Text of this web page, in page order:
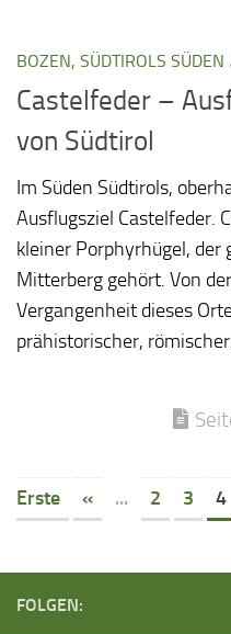
BOZEN, SÜDTIROLS SÜDEN
Castelfeder –
von Südtirol
Im Süden Südtirols,
Ausflugsziel Castelfeder.
kleiner Porphyrhügel, der
Mitterberg gehört. Von
Vergangenheit dieses
prähistorischer,
Erste
« ... 2 3 4
FOLGEN: